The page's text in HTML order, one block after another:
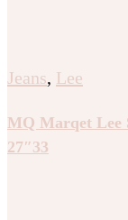
Jeans, Lee
MQ Marqet Lee
27″33